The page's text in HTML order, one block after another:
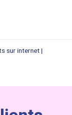
sur internet |